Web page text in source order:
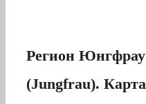
Регион Юнгфрау
(Jungfrau). Карта